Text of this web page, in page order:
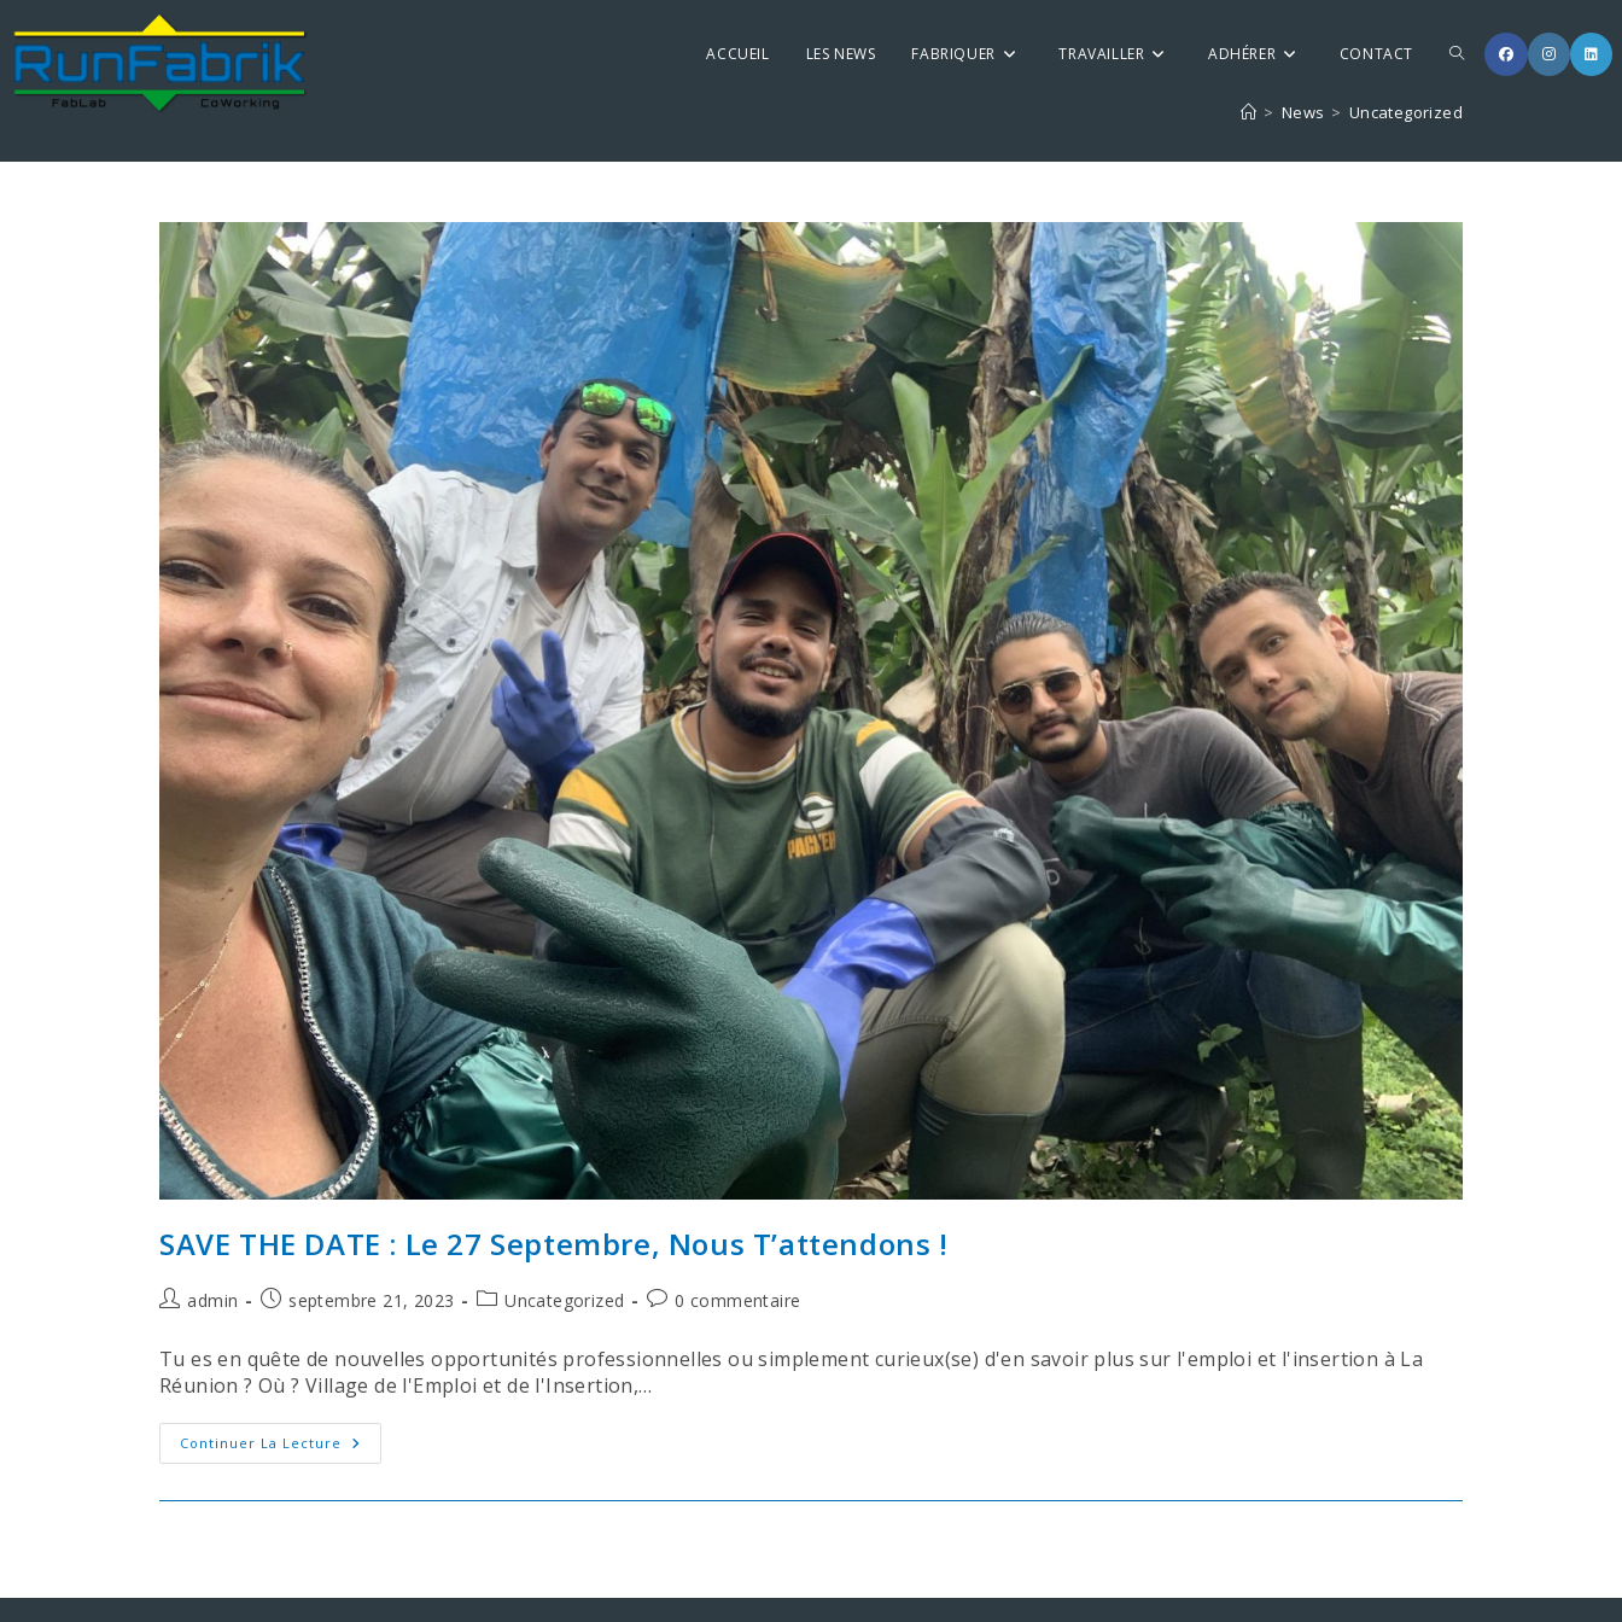
ACCUEIL LES NEWS FABRIQUER TRAVAILLER ADHÉRER CONTACT
> News > Uncategorized
SAVE THE DATE : Le 27 Septembre, Nous T’attendons !
admin septembre 21, 2023 Uncategorized 0 commentaire
Tu es en quête de nouvelles opportunités professionnelles ou simplement curieux(se) d'en savoir plus sur l'emploi et l'insertion à La
Réunion ? Où ? Village de l'Emploi et de l'Insertion,…
Continuer La Lecture